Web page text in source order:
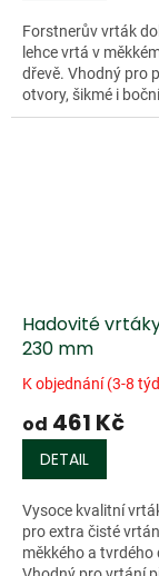
Forstnerův vrták
lehce vrtá v
dřevě. Vhodný pro
otvory, šikmé i
Vytváří čisté otvory
Hadovité
230 mm
K objednání (3-8
od 461 Kč
DETAIL
Vysoce kvalitní
pro extra čisté
měkkého a tvrdého